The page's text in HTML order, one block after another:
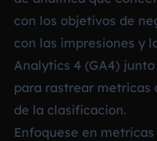
con los objetivos de
con las impresiones y
Analytics 4 (GA4)
para rastrear metricas
de la clasificacion.
Enfoquese en